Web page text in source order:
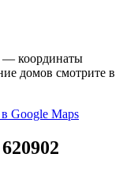
— координаты
домов смотрите в
Google Maps